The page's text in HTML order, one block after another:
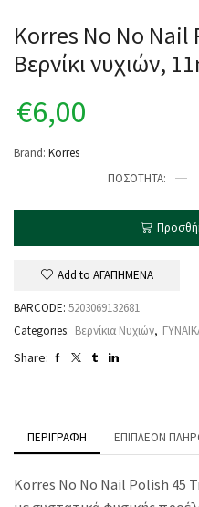
Korres No No Nail
Βερνίκι νυχιών,
€6,00
Brand: Korres
Add to ΑΓΑΠΗΜΕΝΑ
BARCODE: 5203069132681
Categories: Βερνίκια Νυχιών,
Share:
ΠΕΡΙΓΡΑΦΉ ΕΠΙΠΛΈΟΝ
Korres No No Nail Polish 45